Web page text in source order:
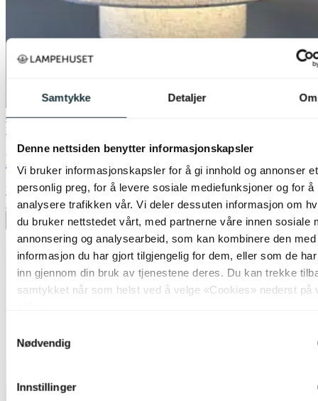
Samtykke Detaljer Om
Denne nettsiden benytter informasjonskapsler
Vi bruker informasjonskapsler for å gi innhold og annonser et
personlig preg, for å levere sosiale mediefunksjoner og for å
analysere trafikken vår. Vi deler dessuten informasjon om
du bruker nettstedet vårt, med partnerne våre innen sosiale
annonsering og analysearbeid, som kan kombinere den med
informasjon du har gjort tilgjengelig for dem, eller som de
inn gjennom din bruk av tjenestene deres. Du kan trekke
samtykket når som helst ved å velge «Cookies» nederst på
Nødvendig
Innstillinger
40% ved kjøp av 2 eller flere
Nova Life
Blefjell skjerm rund 45cm beige
kr 1 099,-
70%
Legg til ønskeliste